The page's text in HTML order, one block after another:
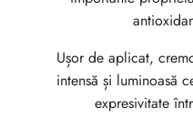
Ușor de aplicat,
intensă și luminoasă
expresivitate